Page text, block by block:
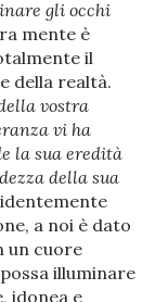
gli occhi
mente è
il
della realtà.
vostra
vi ha
la sua eredità
della sua
a noi è dato
un cuore
illuminare
idonea e